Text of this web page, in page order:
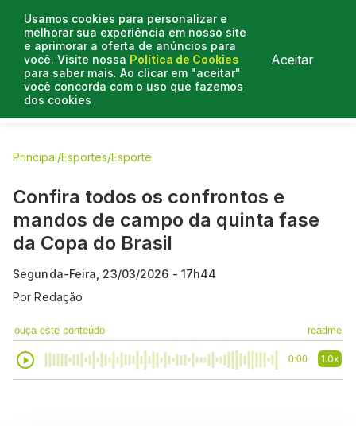
Usamos cookies para personalizar e
melhorar sua experiência em nosso site
e aprimorar a oferta de anúncios para
você. Visite nossa Política de Cookies
para saber mais. Ao clicar em "aceitar"
você concorda com o uso que fazemos
dos cookies
Aceitar
E.C Bahia
Principal/Esportes/Esporte
Confira todos os confrontos e
mandos de campo da quinta fase
da Copa do Brasil
Segunda-Feira, 23/03/2026 - 17h44
PorRedação
ouça este conteúdo readme
0:00 1.0x